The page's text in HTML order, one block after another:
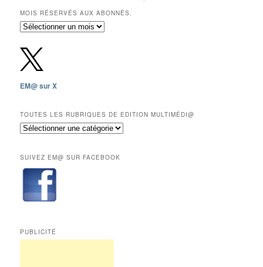
MOIS RÉSERVÉS AUX ABONNÉS.
Archives
depuis
2009,
sauf
les
mois
réservés
aux
EM@ sur X
TOUTES LES RUBRIQUES DE EDITION MULTIMÉDI@
Toutes
de
Edition
Multimédi@
SUIVEZ EM@ SUR FACEBOOK
PUBLICITÉ